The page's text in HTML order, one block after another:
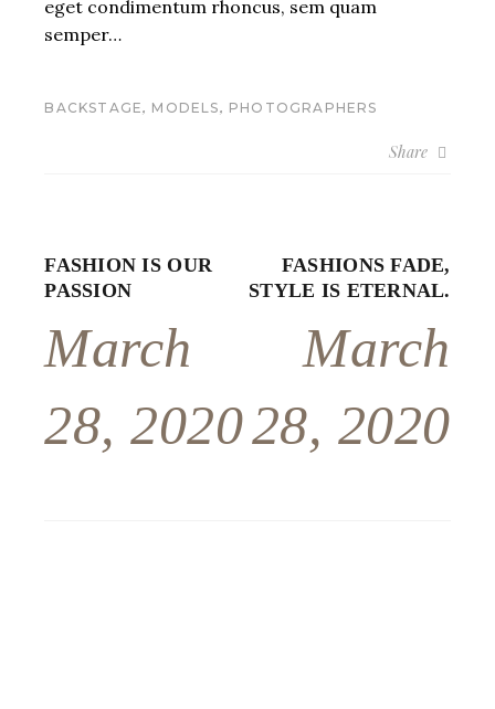
eget condimentum rhoncus, sem quam
semper…
BACKSTAGE, MODELS, PHOTOGRAPHERS
Share
FASHION IS OUR
PASSION
March
28, 2020
FASHIONS FADE,
STYLE IS ETERNAL.
March
28, 2020